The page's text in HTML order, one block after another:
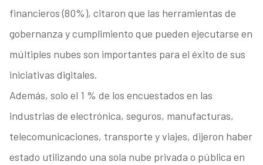
financieros (80%), citaron que las herramientas de
gobernanza y cumplimiento que pueden ejecutarse en
múltiples nubes son importantes para el éxito de sus
iniciativas digitales.
Además, solo el 1 % de los encuestados en las
industrias de electrónica, seguros, manufacturas,
telecomunicaciones, transporte y viajes, dijeron haber
estado utilizando una sola nube privada o pública en